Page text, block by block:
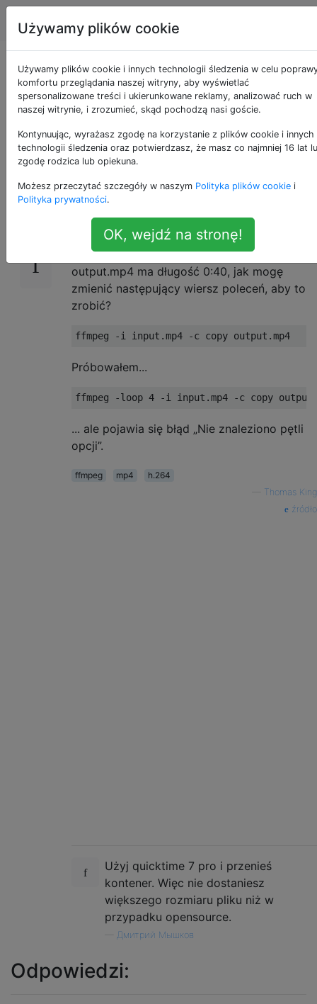
Produkcja wideo
Powtórzyć / zapętlić
wejście wideo za
pomocą ffmpeg?
52
Chcę tylko zapętlić wideo MP4 z ffmpeg i
Na przykład jeśli input.mp4 ma długość 0:10 i
chciałbym zapętlić go 4 razy, więc
output.mp4 ma długość 0:40, jak mogę
zmienić następujący wiersz poleceń, aby to
zrobić?
Próbowałem...
... ale pojawia się błąd „Nie znaleziono pętli
opcji”.
ffmpeg mp4
h.264
Thomas King
źródło
Użyj quicktime 7 pro i przenieś
kontener. Więc nie dostaniesz
większego rozmiaru pliku niż w
przypadku opensource.
Дмитрий Мышков
Odpowiedzi:
Używamy plików cookie
Używamy plików cookie i innych technologii śledzenia w celu
komfortu przeglądania naszej witryny, aby wyświetlać
spersonalizowane treści i ukierunkowane reklamy, analizować ruch w
naszej witrynie, i zrozumieć, skąd pochodzą nasi goście.
Kontynuując, wyrażasz zgodę na korzystanie z plików cookie i innych
technologii śledzenia oraz potwierdzasz, że masz co najmniej 16 lat
zgodę rodzica lub opiekuna.
Możesz przeczytać szczegóły w naszym Polityka plików cookie i
Polityka prywatności.
OK, wejdź na stronę!